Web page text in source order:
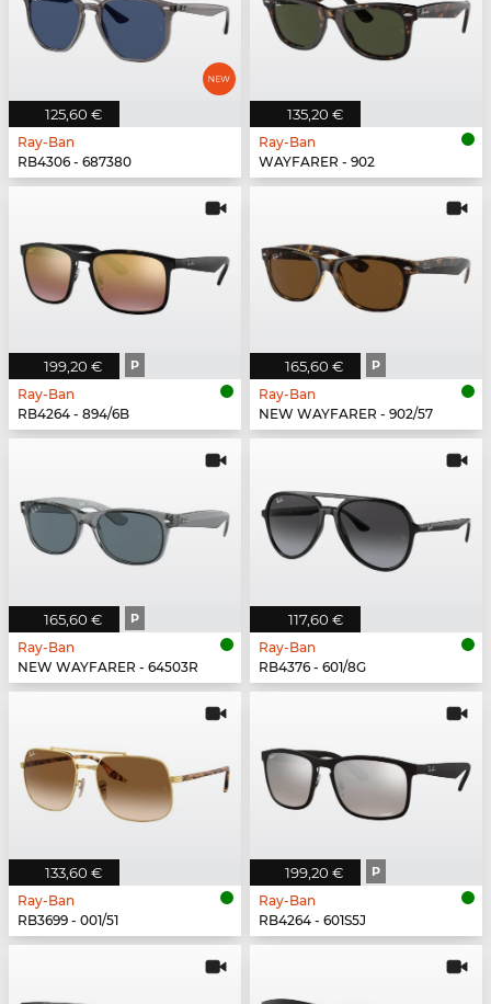
125,60 €
Ray-Ban
RB4306 - 687380
135,20 €
Ray-Ban
WAYFARER - 902
199,20 € P
Ray-Ban
RB4264 - 894/6B
165,60 € P
Ray-Ban
NEW WAYFARER - 902/57
165,60 € P
Ray-Ban
NEW WAYFARER - 64503R
117,60 €
Ray-Ban
RB4376 - 601/8G
133,60 €
Ray-Ban
RB3699 - 001/51
199,20 € P
Ray-Ban
RB4264 - 601S5J